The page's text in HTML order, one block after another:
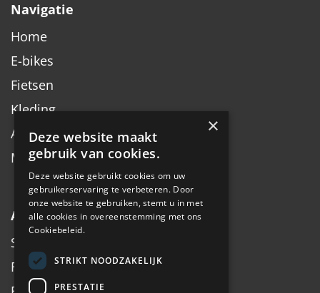
Navigatie
Home
E-bikes
Fietsen
Kleding
Accessoires
Merken
Algemeen
Service
Fiets inruilen
×
Deze website maakt
gebruik van cookies.
Deze website gebruikt cookies om uw
gebruikerservaring te verbeteren. Door
onze website te gebruiken, stemt u in met
alle cookies in overeenstemming met ons
Cookiebeleid.
STRIKT NOODZAKELIJK
PRESTATIE